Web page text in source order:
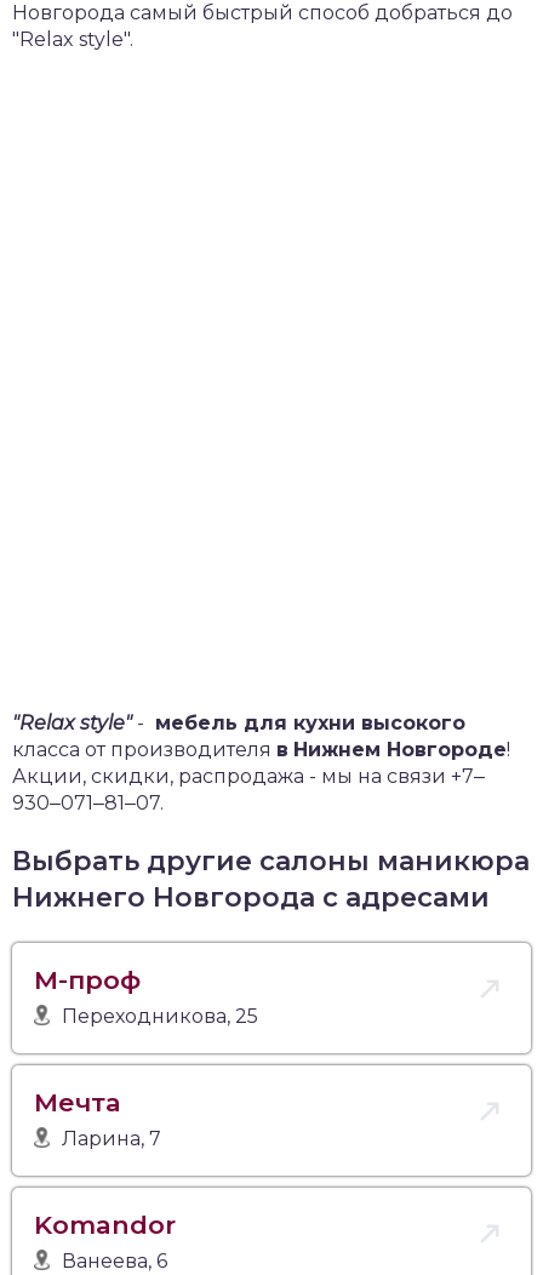
Новгорода самый быстрый способ добраться до
"Relax style".
"Relax style"- мебель для кухни высокого
класса от производителя в Нижнем Новгороде!
Акции, скидки, распродажа - мы на связи +7‒
930‒071‒81‒07.
Выбрать другие салоны маникюра
Нижнего Новгорода с адресами
М-проф
Переходникова, 25
Мечта
Ларина, 7
Komandor
Ванеева, 6